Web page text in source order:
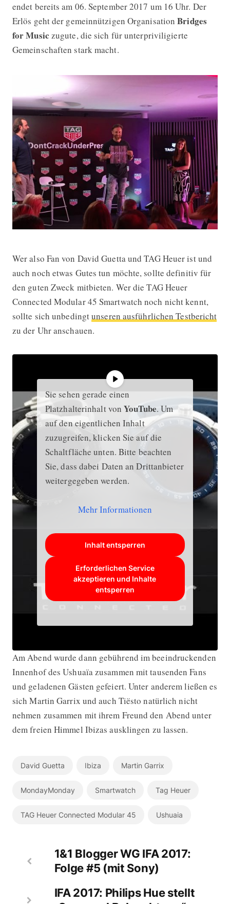
endet bereits am 06. September 2017 um 16 Uhr. Der
Erlös geht der gemeinnützigen OrganisationBridges
for Music zugute, die sich für unterpriviligierte
Gemeinschaften stark macht.
Wer also Fan von David Guetta und TAG Heuer ist und
auch noch etwas Gutes tun möchte, sollte definitiv für
den guten Zweck mitbieten. Wer die TAG Heuer
Connected Modular 45 Smartwatch noch nicht kennt,
sollte sich unbedingtunseren ausführlichen Testbericht
zu der Uhr anschauen.
Sie sehen gerade einen
Platzhalterinhalt vonYouTube. Um
auf den eigentlichen Inhalt
zuzugreifen, klicken Sie auf die
Schaltfläche unten. Bitte beachten
Sie, dass dabei Daten an Drittanbieter
weitergegeben werden.
Mehr Informationen
Inhalt entsperren
Erforderlichen Service
akzeptieren und Inhalte
entsperren
Am Abend wurde dann gebührend im beeindruckenden
Innenhof des Ushuaïa zusammen mit tausenden Fans
und geladenen Gästen gefeiert. Unter anderem ließen es
sich Martin Garrix und auch Tiësto natürlich nicht
nehmen zusammen mit ihrem Freund den Abend unter
dem freien Himmel Ibizas ausklingen zu lassen.
David Guetta Ibiza Martin Garrix
MondayMonday Smartwatch Tag Heuer
TAG Heuer Connected Modular 45 Ushuaia
1&1 Blogger WG IFA 2017:
Folge #5 (mit Sony)
IFA 2017: Philips Hue stellt